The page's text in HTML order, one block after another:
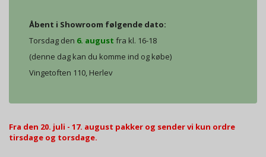
Åbent i Showroom følgende dato:
Torsdag den 6. august fra kl. 16-18
(denne dag kan du komme ind og købe)
Vingetoften 110, Herlev
Fra den 20. juli - 17. august pakker og sender vi kun ordre
tirsdage og torsdage.